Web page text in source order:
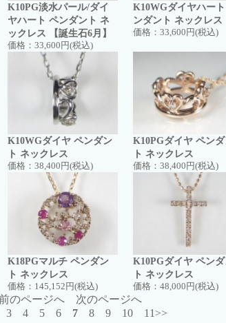
K10PG淡水パール/ダイ
ヤハート ペンダント ネ
ックレス 【誕生石6月】
価格： 33,600円(税込)
K10WGダイヤハー
ンダント ネックレス
価格： 33,600円(税込)
K10WGダイヤ ペンダン
ト ネックレス
価格： 38,400円(税込)
K10PGダイヤ ペン
ト ネックレス
価格： 38,400円(税込)
K18PGマルチ ペンダン
ト ネックレス
価格： 145,152円(税込)
K10PGダイヤ ペン
ト ネックレス
価格： 48,000円(税込)
のページへ
次のページへ
3 4 5 6 7 8 9 10 11>>